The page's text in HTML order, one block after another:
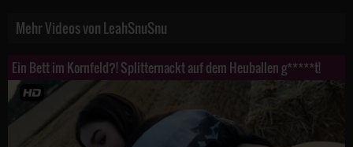
Mehr Videos von LeahSnuSnu
Ein Bett im Kornfeld?! Splitternackt auf dem Heuballen g*****t!